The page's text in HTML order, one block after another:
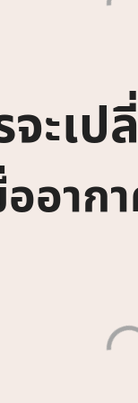
จะเ
ออาก